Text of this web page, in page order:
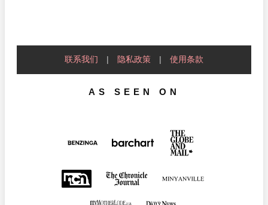
联系我们 | 隐私政策 | 使用条款
AS SEEN ON